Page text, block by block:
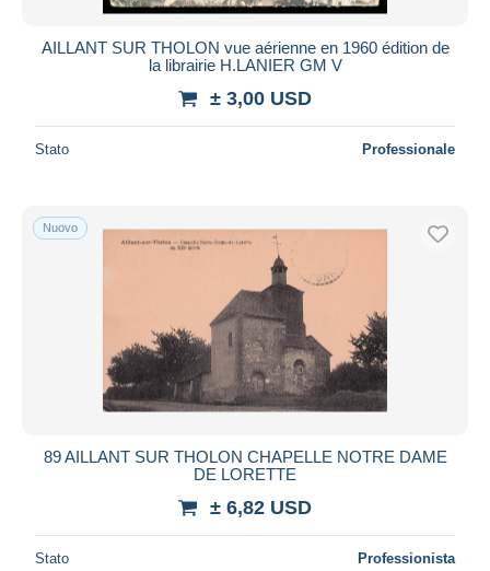
AILLANT SUR THOLON vue aérienne en 1960 édition de
la librairie H.LANIER GM V
± 3,00 USD
Stato Professionale
Nuovo
89 AILLANT SUR THOLON CHAPELLE NOTRE DAME
DE LORETTE
± 6,82 USD
Stato Professionista